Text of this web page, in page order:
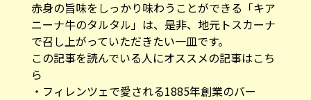
赤身の旨味をしっかり味わうことができる「キア
ニーナ牛のタルタル」は、是非、地元トスカーナ
で召し上がっていただきたい一皿です。
この記事を読んでいる人にオススメの記事はこち
ら
・ フィレンツェで愛される1885年創業のバー